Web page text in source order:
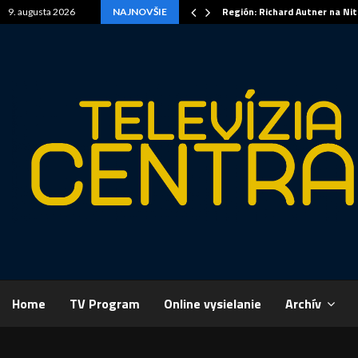
9. augusta 2026 NAJNOVŠIE Región: Richard Autner na
Home TV Program Online vysielanie Archív